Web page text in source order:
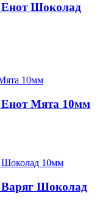
Енот Шоколад
Енот Мята 10мм
Варяг Шоколад